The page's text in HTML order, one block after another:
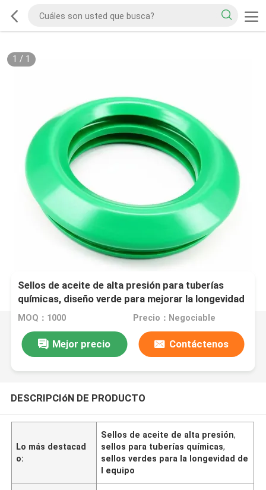
1 / 1
Sellos de aceite de alta presión para tuberías
químicas, diseño verde para mejorar la longevidad
del equipo y reducir la frecuencia de
MOQ：1000 Precio：Negociable
Mejor precio Contáctenos
DESCRIPCIóN DE PRODUCTO
Lo más destacad
o:
Sellos de aceite de alta presión,
sellos para tuberías químicas,
sellos verdes para la longevidad de
l equipo